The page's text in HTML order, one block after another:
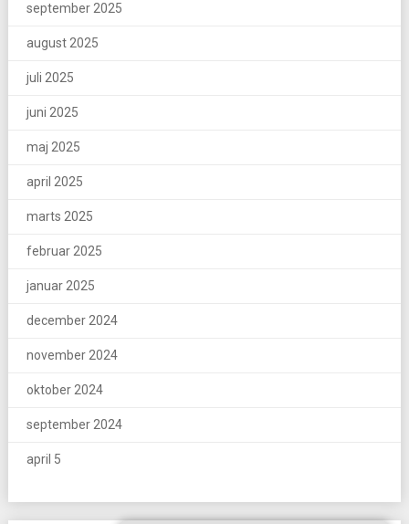
september 2025
august 2025
juli 2025
juni 2025
maj 2025
april 2025
marts 2025
februar 2025
januar 2025
december 2024
november 2024
oktober 2024
september 2024
april 5